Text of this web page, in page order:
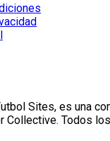
Sites, es una
Collective. Todos